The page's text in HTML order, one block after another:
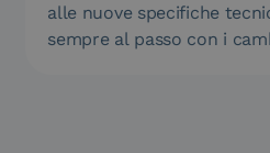
alle nuove specifiche
sempre al passo con i